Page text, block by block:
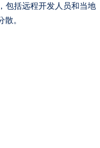
包括远程开发人员和当地
。